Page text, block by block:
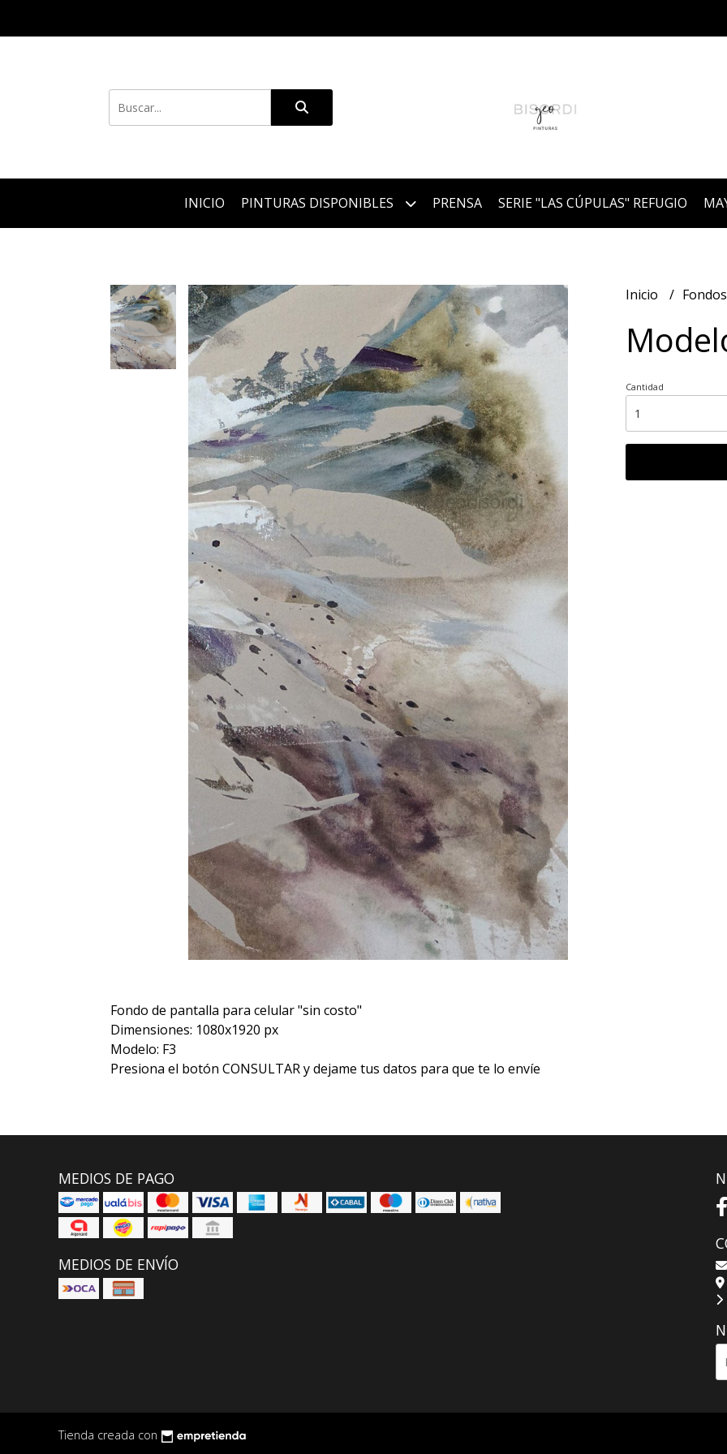
INICIO PINTURAS DISPONIBLES PRENSA SERIE "LAS CÚPULAS" REFUGIO
Fondo de pantalla para celular "sin costo"
Dimensiones: 1080x1920 px
Modelo: F3
Presiona el botón CONSULTAR y dejame tus datos para que te lo envíe
Inicio
Cantidad
MEDIOS DE PAGO
MEDIOS DE ENVÍO
Tienda creada con